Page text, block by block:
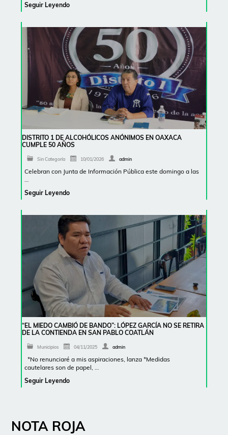
Seguir Leyendo
DISTRITO 1 DE ALCOHÓLICOS ANÓNIMOS EN OAXACA
CUMPLE 50 AÑOS
Sin Categoría 10/01/2026 admin
Celebran con Junta de Información Pública este domingo a las
Seguir Leyendo
“EL MIEDO CAMBIÓ DE BANDO”: LÓPEZ GARCÍA NO SE RETIRA
DE LA CONTIENDA EN SAN PABLO COATLÁN
Municipios 04/11/2025 admin
*No renunciaré a mis aspiraciones, lanza *Medidas
cautelares son de papel, …
Seguir Leyendo
NOTA ROJA